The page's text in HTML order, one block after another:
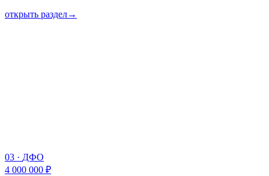
открыть раздел→
03 · ДФО
4 000 000 ₽